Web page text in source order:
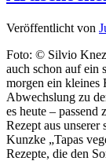
Veröffentlicht von
Foto: © Silvio
auch schon auf ein
morgen ein kleines
Abwechslung zu
es heute – passend
Rezept aus
Kunzke „Tapas
Rezepte, die den